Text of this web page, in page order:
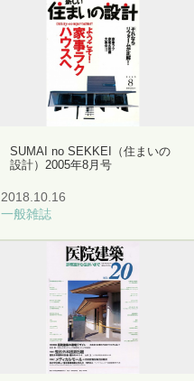
SUMAI no SEKKEI（住まいの
設計）2005年8月号
2018.10.16
一般雑誌